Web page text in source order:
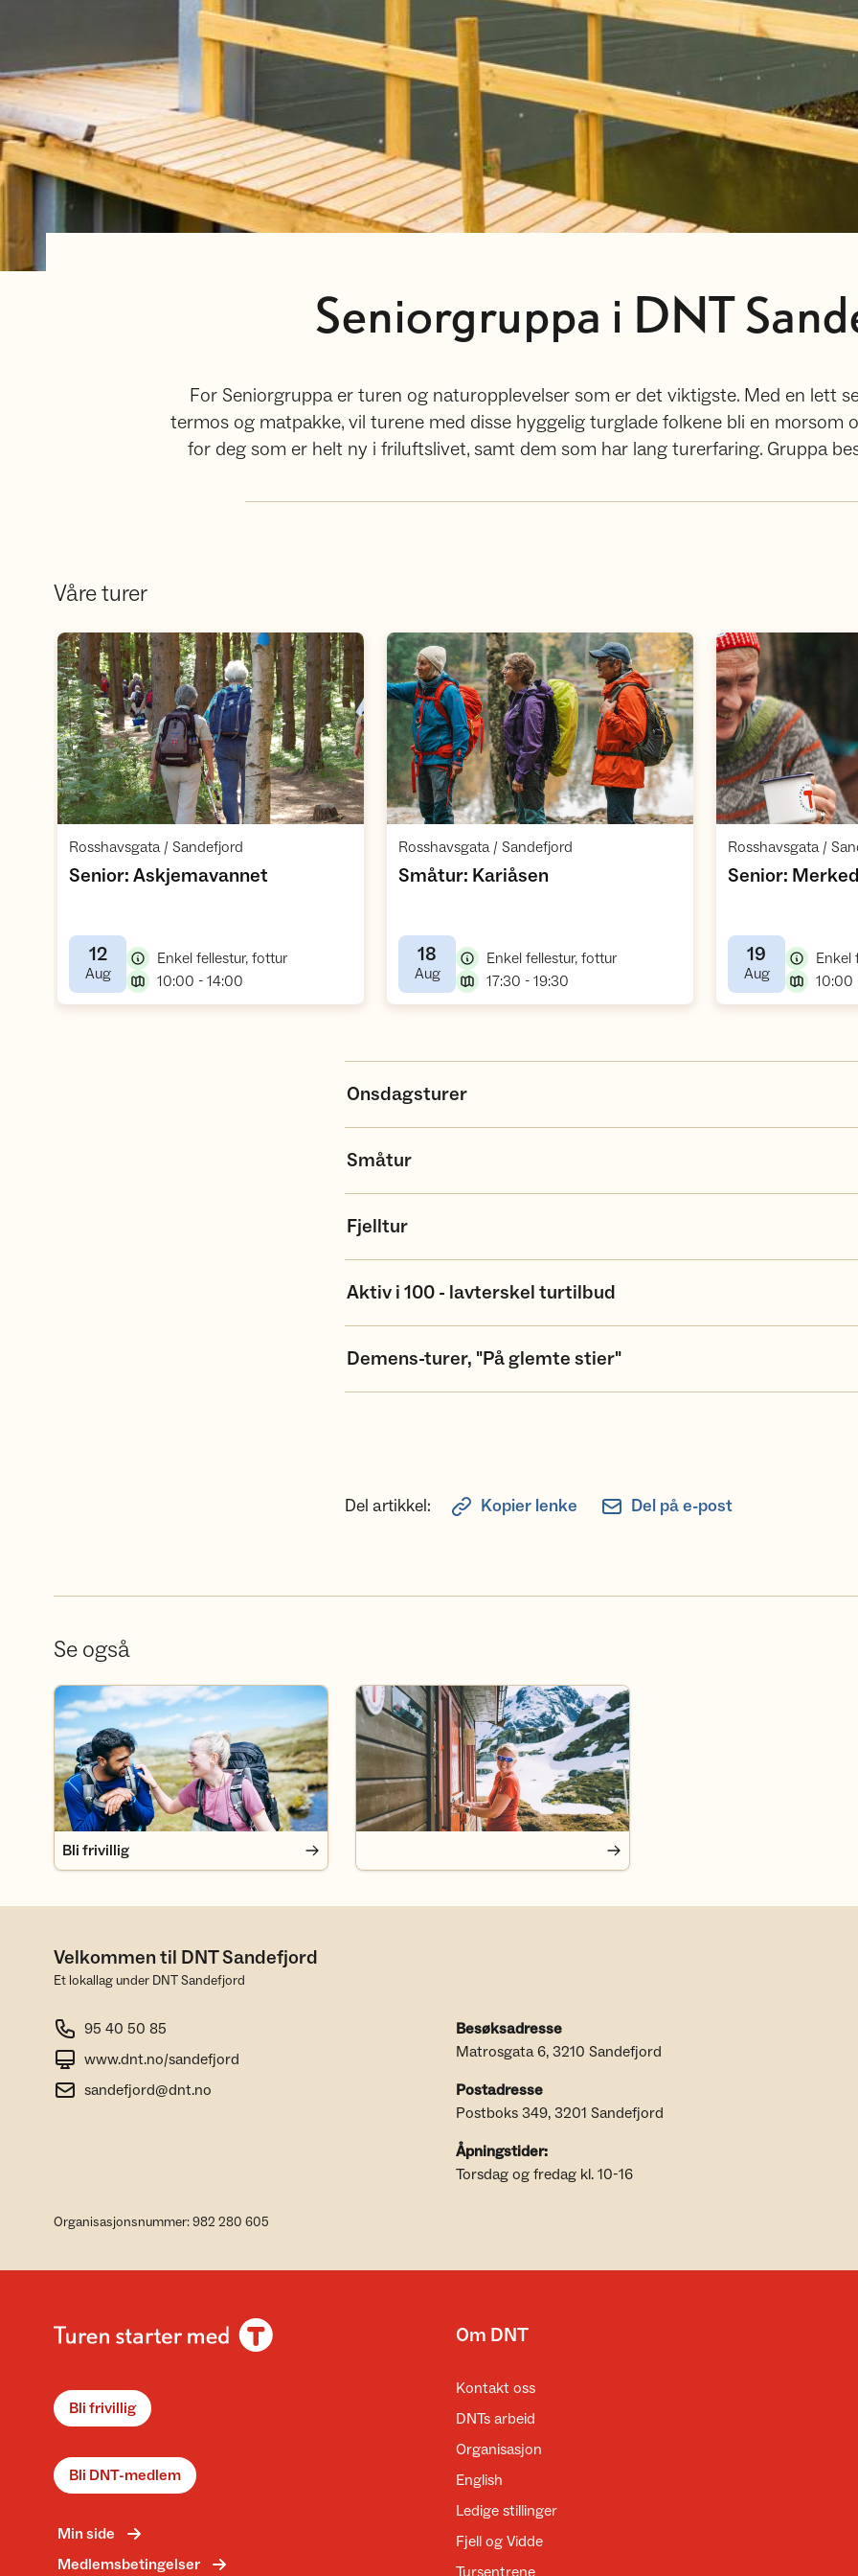
Seniorgruppa i DNT
For Seniorgruppa er turen og naturopplevelser som er det viktigste. Med en lett
termos og matpakke, vil turene med disse hyggelig turglade folkene bli en morsom
for deg som er helt ny i friluftslivet, samt dem som har lang turerfaring. Gruppa
Våre turer
Åpne aktivitet
Rosshavsgata / Sandefjord
Senior: Askjemavannet
12
Aug,
Enkel fellestur, fottur,
10:00 - 14:00
Åpne aktivitet
Rosshavsgata / Sandefjord
Småtur: Kariåsen,
18
Aug,
Enkel fellestur, fottur,
17:30 - 19:30
Rosshavsgata /
Senior:
19
Aug,
Enkel
10:00
Onsdagsturer
Småtur
Fjelltur
Aktiv i 100 - lavterskel turtilbud
Demens-turer, "På glemte stier"
Del artikkel: Kopier lenke Del på e-post
Se også
Bli frivillig
Bli frivillig
Velkommen til DNT Sandefjord
Et lokallag under DNT Sandefjord
95 40 50 85
www.dnt.no/sandefjord
sandefjord@dnt.no
Besøksadresse
Matrosgata 6, 3210 Sandefjord
Postadresse
Postboks 349, 3201 Sandefjord
Åpningstider:
Torsdag og fredag kl. 10-16
Organisasjonsnummer: 982 280 605
Bli frivillig
Bli DNT-medlem
Min side
Medlemsbetingelser
Om DNT
Kontakt oss
DNTs arbeid
Organisasjon
English
Ledige stillinger
Fjell og Vidde
Tursentrene